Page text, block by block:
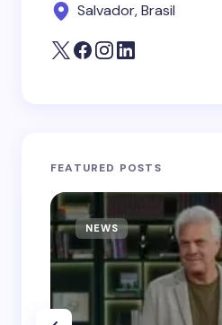
Salvador, Brasil
FEATURED POSTS
NEWS